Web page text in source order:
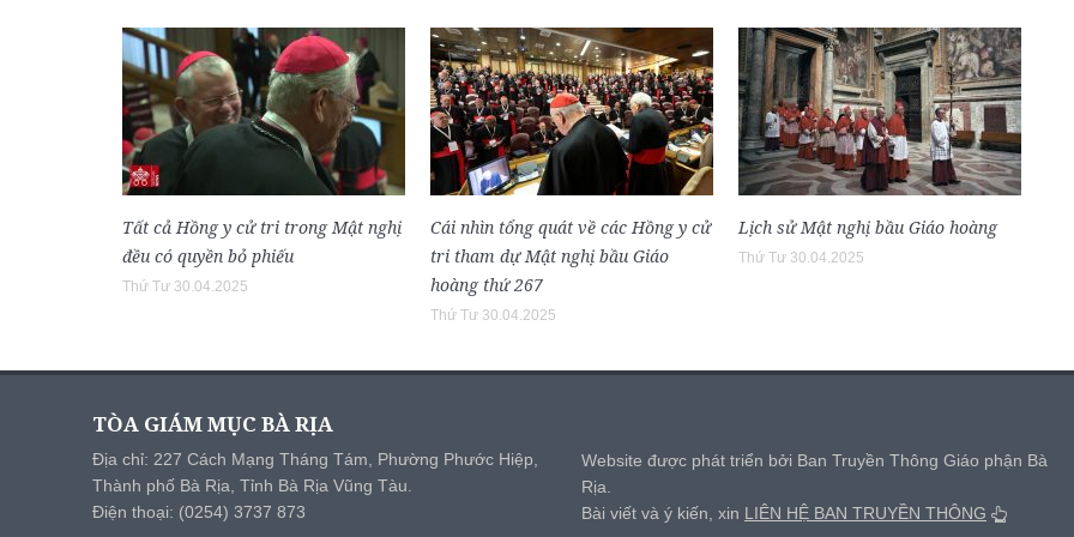
Tất cả Hồng y cử tri trong Mật nghị
đều có quyền bỏ phiếu
Thứ Tư 30.04.2025
Cái nhìn tổng quát về các Hồng y cử
tri tham dự Mật nghị bầu Giáo
hoàng thứ 267
Thứ Tư 30.04.2025
Lịch sử Mật nghị bầu Giáo hoàng
Thứ Tư 30.04.2025
TÒA GIÁM MỤC BÀ RỊA
Địa chỉ: 227 Cách Mạng Tháng Tám, Phường Phước Hiệp,
Thành phố Bà Rịa, Tỉnh Bà Rịa Vũng Tàu.
Điện thoại: (0254) 3737 873
Website được phát triển bởi Ban Truyền Thông Giáo phận Bà
Rịa.
Bài viết và ý kiến, xin LIÊN HỆ BAN TRUYỀN THÔNG